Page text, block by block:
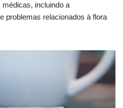
incluindo a
problemas relacionados à flora